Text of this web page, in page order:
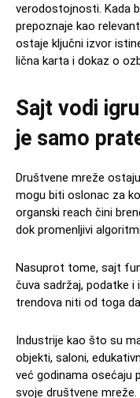
verodostojnosti. Kada
prepoznaje kao
ostaje ključni izvor
lična karta i dokaz o
Sajt vodi
je samo
Društvene mreže
mogu biti oslonac za
organski reach čini
dok promenljivi
Nasuprot tome, sajt
čuva sadržaj, podatke i
trendova niti od toga
Industrije kao što su
objekti, saloni,
već godinama osećaju
svoje društvene